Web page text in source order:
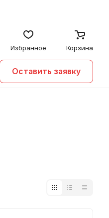
Избранное Корзина
Оставить заявку